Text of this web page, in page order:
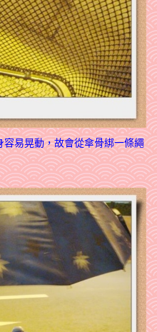
易晃動，故會從傘骨綁一條繩